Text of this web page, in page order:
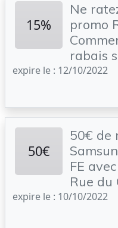
15%
Ne
promo
rabais
expire le : 12/10/2022
50€
50€ de
FE
Rue du
expire le : 10/10/2022